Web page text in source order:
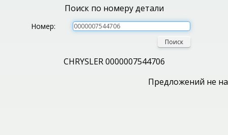
Поиск по номеру детали
Номер:
Поиск
CHRYSLER 0000007544706
Предложений не